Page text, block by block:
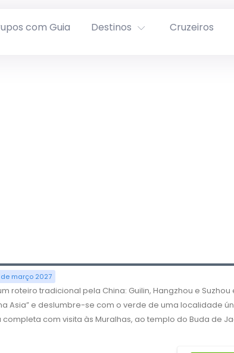
com Guia Destinos Cruzeiros
março 2027
roteiro tradicional pela China: Guilin, Hangzhou e
Asia” e deslumbre-se com o verde de uma localidade
completa com visita às Muralhas, ao templo do Buda de